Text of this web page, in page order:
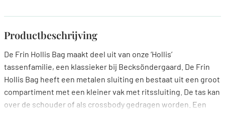
Productbeschrijving
De Frin Hollis Bag maakt deel uit van onze ‘Hollis’
tassenfamilie, een klassieker bij Becksöndergaard. De Frin
Hollis Bag heeft een metalen sluiting en bestaat uit een groot
compartiment met een kleiner vak met ritssluiting. De tas kan
over de schouder of als crossbody gedragen worden. Een